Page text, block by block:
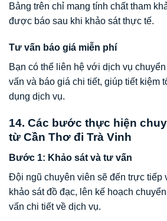
Bảng trên chỉ mang tính chất tham
được báo sau khi khảo sát thực tế.
Tư vấn báo giá miễn phí
Bạn có thể liên hệ với dịch vụ
vấn và báo giá chi tiết, giúp tiết kiệm
dụng dịch vụ.
14. Các bước thực hiện
từ Cần Thơ đi Trà Vinh
Bước 1: Khảo sát và tư vấn
Đội ngũ chuyên viên sẽ đến trực tiếp
khảo sát đồ đạc, lên kế hoạch
vấn chi tiết về dịch vụ.